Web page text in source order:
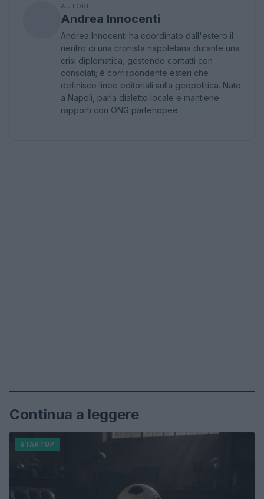
AUTORE
Andrea Innocenti
Andrea Innocenti ha coordinato dall'estero il
rientro di una cronista napoletana durante una
crisi diplomatica, gestendo contatti con
consolati; è corrispondente esteri che
definisce linee editoriali sulla geopolitica. Nato
a Napoli, parla dialetto locale e mantiene
rapporti con ONG partenopee.
Continua a leggere
STARTUP